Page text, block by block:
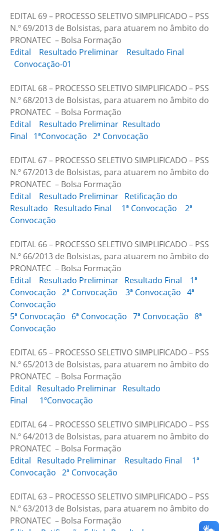
EDITAL 69 – PROCESSO SELETIVO SIMPLIFICADO – PSS
N.º 69/2013 de Bolsistas, para atuarem no âmbito do
PRONATEC – Bolsa Formação
Edital
Resultado Preliminar
Resultado Final
Convocação-01
EDITAL 68 – PROCESSO SELETIVO SIMPLIFICADO – PSS
N.º 68/2013 de Bolsistas, para atuarem no âmbito do
PRONATEC – Bolsa Formação
Edital
Resultado Preliminar Resultado
Final
1ªConvocação 2ª Convocação
EDITAL 67 – PROCESSO SELETIVO SIMPLIFICADO – PSS
N.º 67/2013 de Bolsistas, para atuarem no âmbito do
PRONATEC – Bolsa Formação
Edital
Resultado Preliminar Retificação do
Resultado
Resultado Final 1ª Convocação
2ª
Convocação
EDITAL 66 – PROCESSO SELETIVO SIMPLIFICADO – PSS
N.º 66/2013 de Bolsistas, para atuarem no âmbito do
PRONATEC – Bolsa Formação
Edital
Resultado Preliminar Resultado Final
1ª
Convocação 2ª Convocação 3ª Convocação 4ª
Convocação
5ª Convocação
6ª Convocação 7ª Convocação 8ª
Convocação
EDITAL 65 – PROCESSO SELETIVO SIMPLIFICADO – PSS
N.º 65/2013 de Bolsistas, para atuarem no âmbito do
PRONATEC – Bolsa Formação
Edital
Resultado Preliminar Resultado
Final
1ºConvocação
EDITAL 64 – PROCESSO SELETIVO SIMPLIFICADO – PSS
N.º 64/2013 de Bolsistas, para atuarem no âmbito do
PRONATEC – Bolsa Formação
Edital
Resultado Preliminar Resultado Final
1ª
Convocação 2ª Convocação
EDITAL 63 – PROCESSO SELETIVO SIMPLIFICADO – PSS
N.º 63/2013 de Bolsistas, para atuarem no âmbito do
PRONATEC – Bolsa Formação